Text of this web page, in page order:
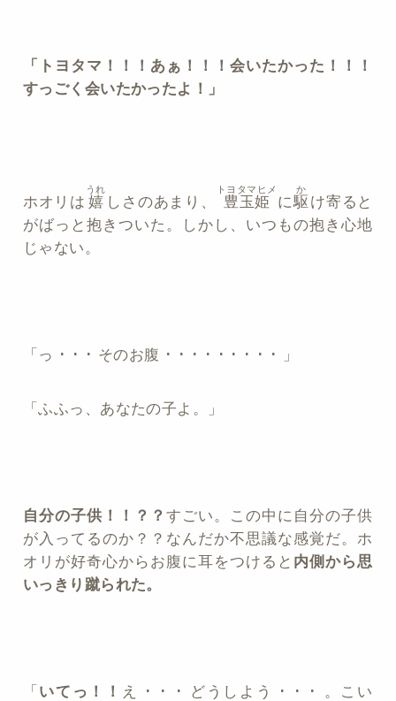
「トヨタマ！！！あぁ！！！会いたかった！！！
すっごく会いたかったよ！」
ホオリは 嬉
うれ
しさのあまり、 豊玉姫
トヨタマヒメ
に駆
か
け寄ると
がばっと抱きついた。しかし、いつもの抱き心地
じゃない。
「っ ･ ･ ･ そのお腹 ･ ･ ･ ･ ･ ･ ･ ･ ･ 」
「ふふっ、あなたの子よ。」
自分の子供！！？？ すごい。この中に自分の子供
が入ってるのか？？なんだか不思議な感覚だ。ホ
オリが好奇心からお腹に耳をつけると 内側から思
いっきり蹴られた。
「 いてっ！！
え ･ ･ ･ どうしよう ･ ･ ･ 。こい